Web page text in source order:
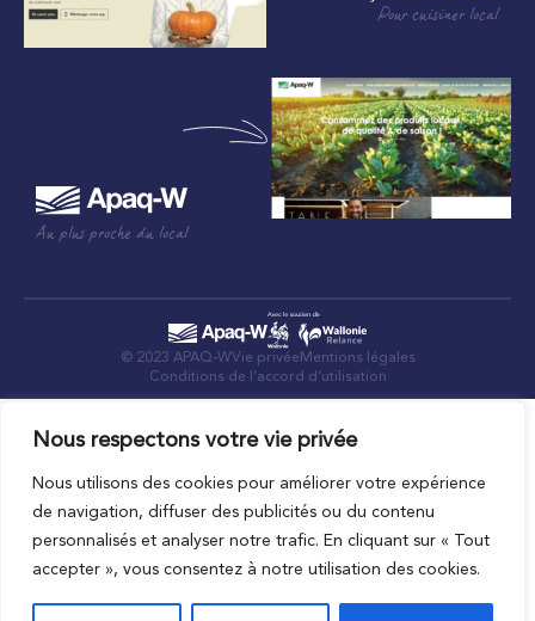
Nous respectons votre vie privée
Nous utilisons des cookies pour améliorer votre expérience
de navigation, diffuser des publicités ou du contenu
personnalisés et analyser notre trafic. En cliquant sur « Tout
accepter », vous consentez à notre utilisation des cookies.
Pour cuisiner local
Au plus proche du local
© 2023 APAQ-WVie privée Mentions légales
Conditions de l’accord d’utilisation